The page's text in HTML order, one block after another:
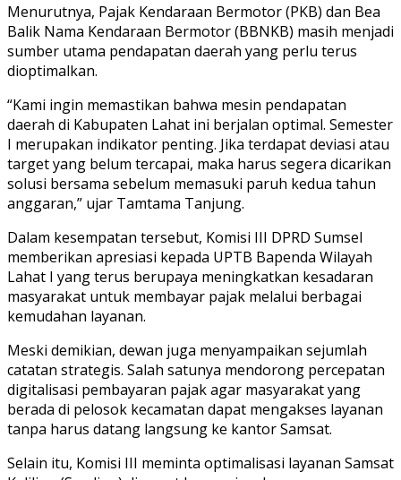
Menurutnya, Pajak Kendaraan Bermotor (PKB) dan Bea
Balik Nama Kendaraan Bermotor (BBNKB) masih menjadi
sumber utama pendapatan daerah yang perlu terus
dioptimalkan.
“Kami ingin memastikan bahwa mesin pendapatan
daerah di Kabupaten Lahat ini berjalan optimal. Semester
I merupakan indikator penting. Jika terdapat deviasi atau
target yang belum tercapai, maka harus segera dicarikan
solusi bersama sebelum memasuki paruh kedua tahun
anggaran,” ujar Tamtama Tanjung.
Dalam kesempatan tersebut, Komisi III DPRD Sumsel
memberikan apresiasi kepada UPTB Bapenda Wilayah
Lahat I yang terus berupaya meningkatkan kesadaran
masyarakat untuk membayar pajak melalui berbagai
kemudahan layanan.
Meski demikian, dewan juga menyampaikan sejumlah
catatan strategis. Salah satunya mendorong percepatan
digitalisasi pembayaran pajak agar masyarakat yang
berada di pelosok kecamatan dapat mengakses layanan
tanpa harus datang langsung ke kantor Samsat.
Selain itu, Komisi III meminta optimalisasi layanan Samsat